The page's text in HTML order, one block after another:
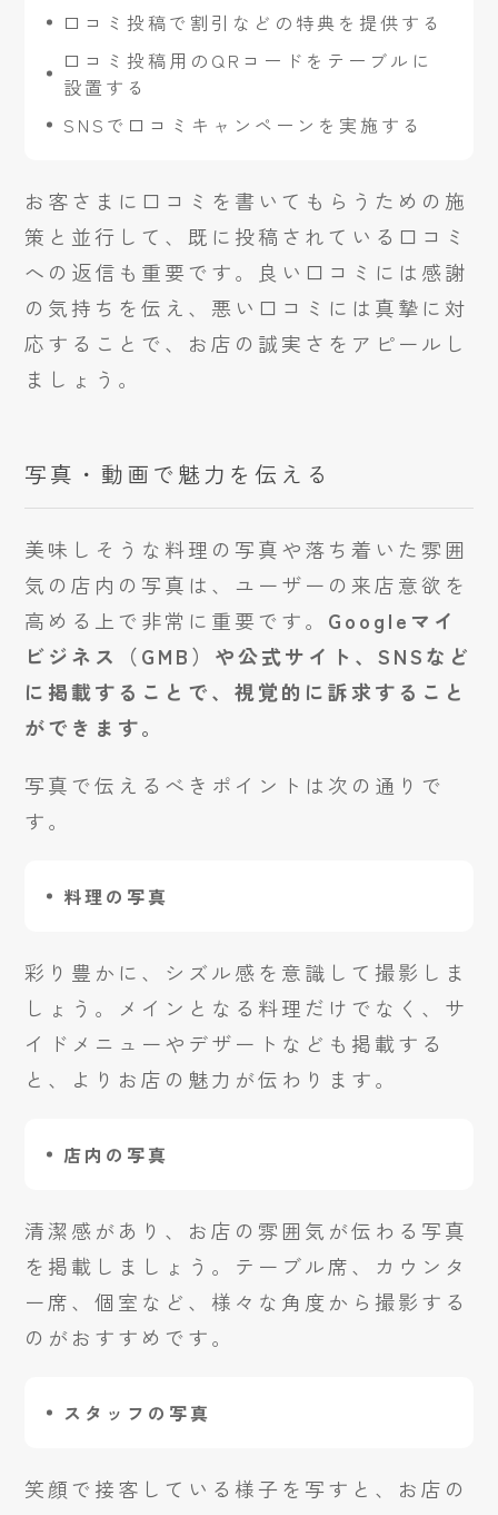
口コミ投稿で割引などの特典を提供する
口コミ投稿用のQRコードをテーブルに
設置する
SNSで口コミキャンペーンを実施する
お客さまに口コミを書いてもらうための施
策と並行して、既に投稿されている口コミ
への返信も重要です。良い口コミには感謝
の気持ちを伝え、悪い口コミには真摯に対
応することで、お店の誠実さをアピールし
ましょう。
写真・動画で魅力を伝える
美味しそうな料理の写真や落ち着いた雰囲
気の店内の写真は、ユーザーの来店意欲を
高める上で非常に重要です。 Googleマイ
ビジネス（GMB）や公式サイト、SNSなど
に掲載することで、視覚的に訴求すること
ができます。
写真で伝えるべきポイントは次の通りで
す。
料理の写真
彩り豊かに、シズル感を意識して撮影しま
しょう。メインとなる料理だけでなく、サ
イドメニューやデザートなども掲載する
と、よりお店の魅力が伝わります。
店内の写真
清潔感があり、お店の雰囲気が伝わる写真
を掲載しましょう。テーブル席、カウンタ
ー席、個室など、様々な角度から撮影する
のがおすすめです。
スタッフの写真
笑顔で接客している様子を写すと、お店の